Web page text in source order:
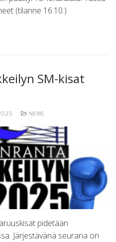
(tilanne 16.10.)
SM-kisat
NEWS
pidetään
Järjestävänä seurana on